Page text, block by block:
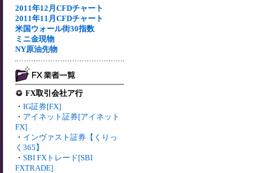
2011年12月CFDチャート
2011年11月CFDチャート
米国ウォール街30指数
ミニ金現物
NY原油先物
FX取引会社ア行
・ IG証券[FX]
・ アイネット証券[アイネット
FX]
・ インヴァスト証券【くりっ
く365】
・ SBI FXトレード[SBI
FXTRADE]